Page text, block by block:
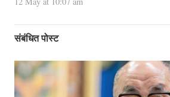
संबंधित पोस्ट